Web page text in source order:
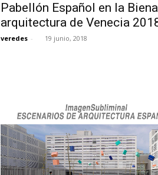
Pabellón Español en la
arquitectura de Venecia
veredes - 19 junio, 2018